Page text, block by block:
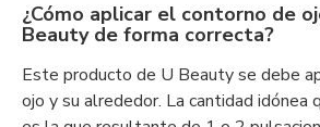
¿Cómo aplicar el contorno de
Beauty de forma correcta?
Este producto de U Beauty se debe
ojo y su alrededor. La cantidad idónea